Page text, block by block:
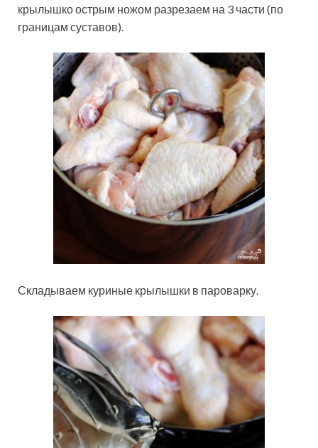
крылышко острым ножом разрезаем на 3 части (по
границам суставов).
Складываем куриные крылышки в пароварку.